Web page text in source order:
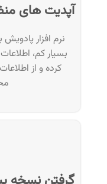
آپدیت های
نرم افزار
بسیار کم،
کرده و از